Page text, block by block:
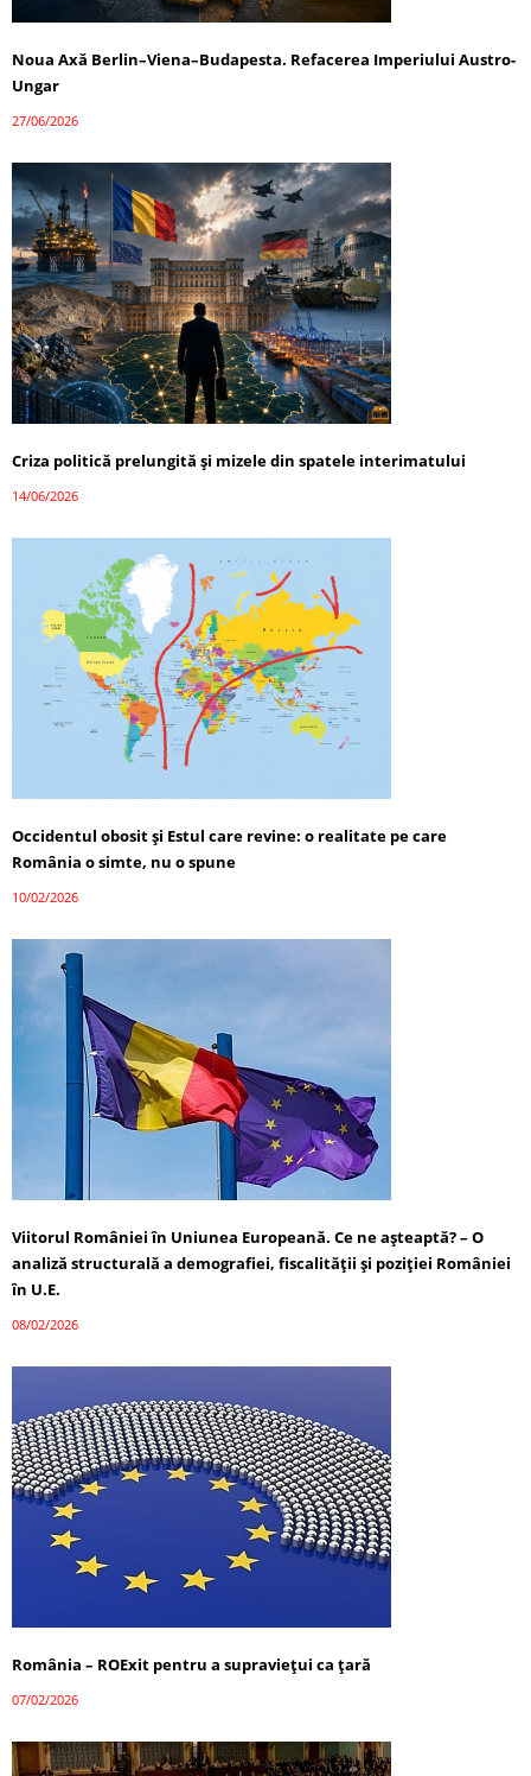
Noua Axă Berlin–Viena–Budapesta. Refacerea Imperiului Austro-
Ungar
27/06/2026
Criza politică prelungită și mizele din spatele interimatului
14/06/2026
Occidentul obosit și Estul care revine: o realitate pe care
România o simte, nu o spune
10/02/2026
Viitorul României în Uniunea Europeană. Ce ne așteaptă? – O
analiză structurală a demografiei, fiscalității și poziției României
în U.E.
08/02/2026
România – ROExit pentru a supraviețui ca țară
07/02/2026